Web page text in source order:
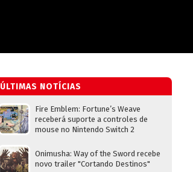
ÚLTIMAS NOTÍCIAS
Fire Emblem: Fortune’s Weave
receberá suporte a controles de
mouse no Nintendo Switch 2
Onimusha: Way of the Sword recebe
novo trailer "Cortando Destinos"